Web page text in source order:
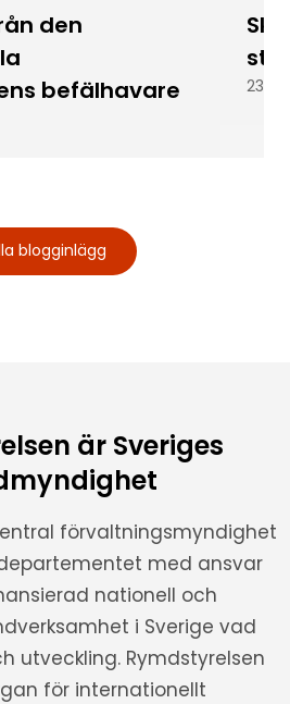
den
befälhavare
23
blogginlägg
är Sveriges
förvaltningsmyndighet
med ansvar
nationell och
i Sverige vad
utveckling. Rymdstyrelsen
för internationellt